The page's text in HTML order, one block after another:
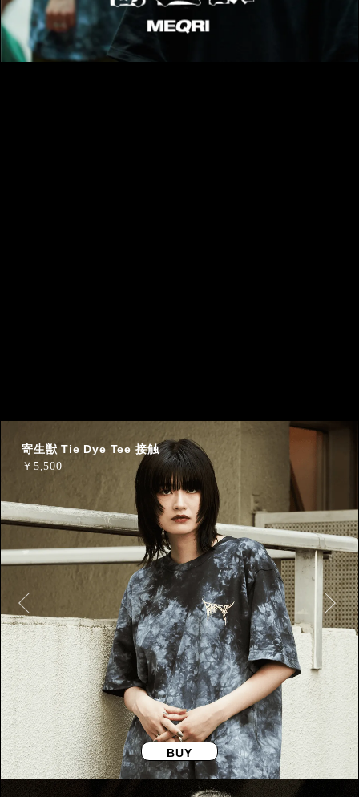
寄生獣 Tie Dye Tee 接触
￥ 5,500
BUY